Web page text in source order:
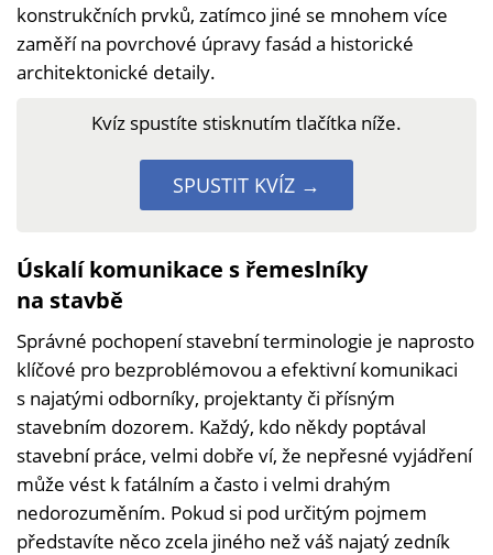
konstrukčních prvků, zatímco jiné se mnohem více
zaměří na povrchové úpravy fasád a historické
architektonické detaily.
Kvíz spustíte stisknutím tlačítka níže.
SPUSTIT KVÍZ →
Úskalí komunikace s řemeslníky
na stavbě
Správné pochopení stavební terminologie je naprosto
klíčové pro bezproblémovou a efektivní komunikaci
s najatými odborníky, projektanty či přísným
stavebním dozorem. Každý, kdo někdy poptával
stavební práce, velmi dobře ví, že nepřesné vyjádření
může vést k fatálním a často i velmi drahým
nedorozuměním. Pokud si pod určitým pojmem
představíte něco zcela jiného než váš najatý zedník